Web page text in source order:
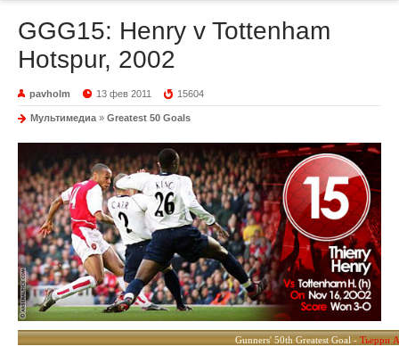
GGG15: Henry v Tottenham
Hotspur, 2002
pavholm 13 фев 2011 15604
Мультимедиа » Greatest 50 Goals
Gunners' 50th Greatest Goal - Тьерри